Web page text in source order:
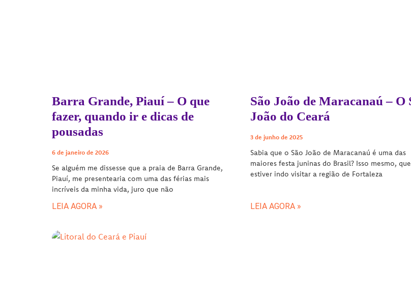
Barra Grande, Piauí – O que
fazer, quando ir e dicas de
pousadas
6 de janeiro de 2026
Se alguém me dissesse que a praia de Barra Grande,
Piauí, me presentearia com uma das férias mais
incríveis da minha vida, juro que não
LEIA AGORA »
São João de Maracanaú – O
João do Ceará
3 de junho de 2025
Sabia que o São João de Maracanaú é uma das
maiores festa juninas do Brasil? Isso mesmo,
estiver indo visitar a região de Fortaleza
LEIA AGORA »